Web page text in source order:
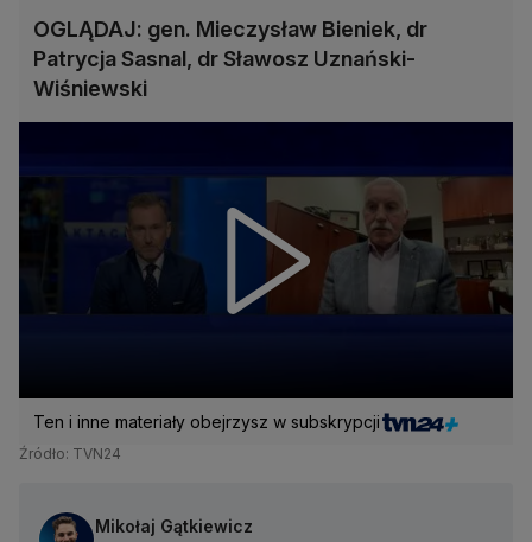
OGLĄDAJ: gen. Mieczysław Bieniek, dr
Patrycja Sasnal, dr Sławosz Uznański-
Wiśniewski
Ten i inne materiały obejrzysz w subskrypcji
Źródło: TVN24
Mikołaj Gątkiewicz